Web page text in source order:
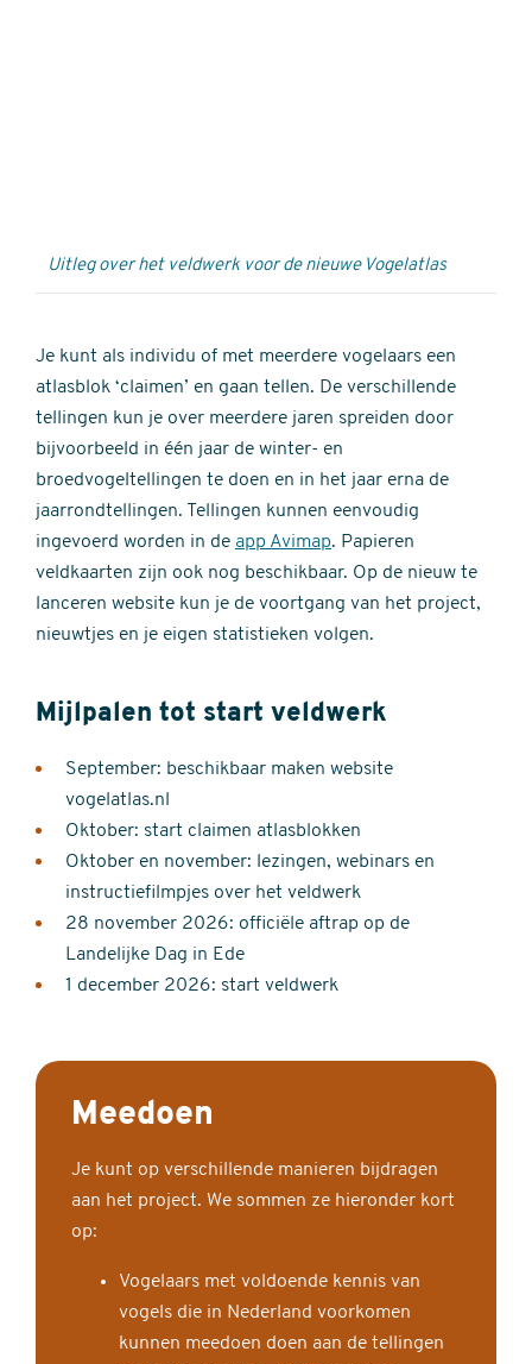
Uitleg over het veldwerk voor de nieuwe Vogelatlas
Je kunt als individu of met meerdere vogelaars een
atlasblok ‘claimen’ en gaan tellen. De verschillende
tellingen kun je over meerdere jaren spreiden door
bijvoorbeeld in één jaar de winter- en
broedvogeltellingen te doen en in het jaar erna de
jaarrondtellingen. Tellingen kunnen eenvoudig
ingevoerd worden in de app Avimap. Papieren
veldkaarten zijn ook nog beschikbaar. Op de nieuw te
lanceren website kun je de voortgang van het project,
nieuwtjes en je eigen statistieken volgen.
Mijlpalen tot start veldwerk
September: beschikbaar maken website
vogelatlas.nl
Oktober: start claimen atlasblokken
Oktober en november: lezingen, webinars en
instructiefilmpjes over het veldwerk
28 november 2026: officiële aftrap op de
Landelijke Dag in Ede
1 december 2026: start veldwerk
Meedoen
Je kunt op verschillende manieren bijdragen
aan het project. We sommen ze hieronder kort
op:
Vogelaars met voldoende kennis van
vogels die in Nederland voorkomen
kunnen meedoen doen aan de tellingen